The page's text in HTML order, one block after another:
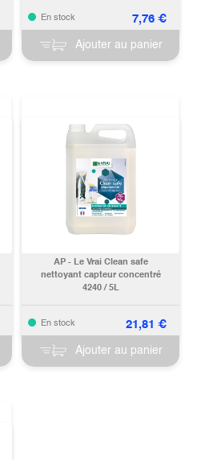
En stock 7,76€
Ajouter au panier
AP - Le Vrai Clean safe
nettoyant capteur concentré
4240 / 5L
En stock 21,81 €
Ajouter au panier